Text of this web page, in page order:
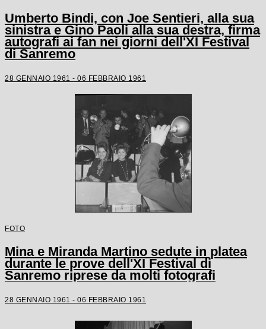
Umberto Bindi, con Joe Sentieri, alla sua
sinistra e Gino Paoli alla sua destra, firma
autografi ai fan nei giorni dell'XI Festival
di Sanremo
28 GENNAIO 1961 - 06 FEBBRAIO 1961
FOTO
Mina e Miranda Martino sedute in platea
durante le prove dell'XI Festival di
Sanremo riprese da molti fotografi
28 GENNAIO 1961 - 06 FEBBRAIO 1961